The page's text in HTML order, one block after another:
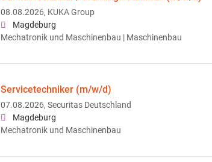
08.08.2026, KUKA Group
Magdeburg
Mechatronik und Maschinenbau | Maschinenbau
Servicetechniker (m/w/d)
07.08.2026, Securitas Deutschland
Magdeburg
Mechatronik und Maschinenbau